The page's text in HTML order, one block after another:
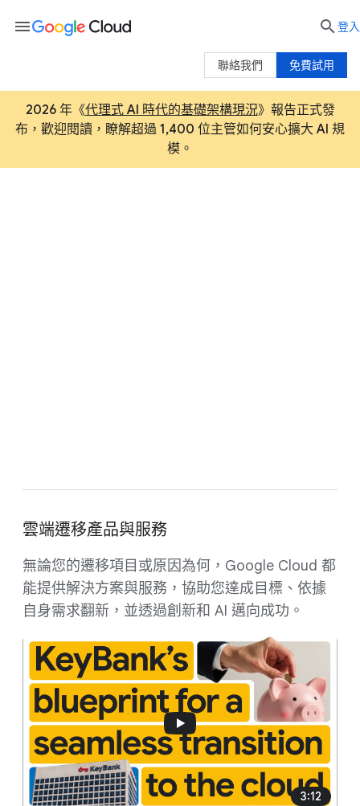
2026 年《代理式 AI 時代的基礎架構現況》報告正式發
布，歡迎閱讀，瞭解超過 1,400 位主管如何安心擴大 AI 規
模。
雲端遷移產品與服務
無論您的遷移項目或原因為何，Google Cloud 都
能提供解決方案與服務，協助您達成目標、依據
自身需求翻新，並透過創新和 AI 邁向成功。
3:12
menu  登入
免費試用
聯絡我們